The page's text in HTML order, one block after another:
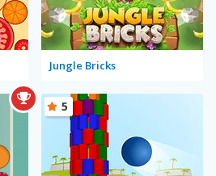
Jungle Bricks
5